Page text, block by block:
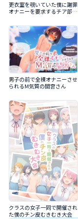
更衣室を覗いていた僕に謝罪
オナニーを要求するチア部の
男子の前で全裸オナニーさせ
られるM気質の間宮さん
クラスの女子一同で開催され
た僕のチン皮むきむき大会